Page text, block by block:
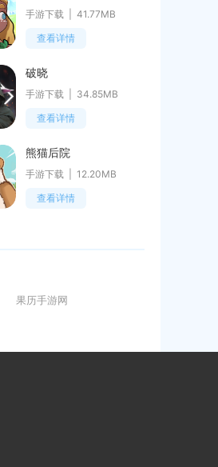
手游下载
41.77MB
查看详情
破晓
手游下载
34.85MB
查看详情
熊猫后院
手游下载
12.20MB
查看详情
果历手游网